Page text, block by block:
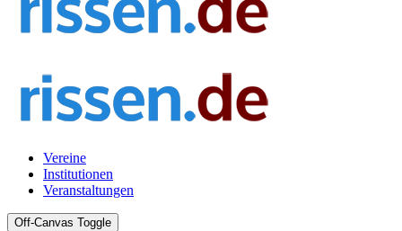
Vereine
Institutionen
Veranstaltungen
Off-Canvas Toggle